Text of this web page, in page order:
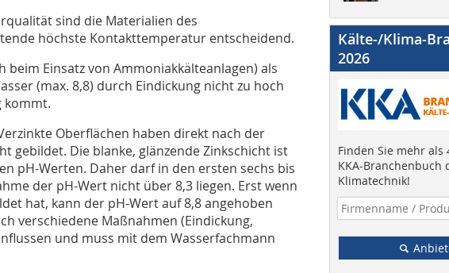
sind die Materialien des
höchste Kontakttemperatur entscheidend.
beim Einsatz von Ammoniakkälteanlagen) als
(max. 8,8) durch Eindickung nicht zu hoch
kommt.
Oberflächen haben direkt nach der
gebildet. Die blanke, glänzende Zinkschicht ist
pH-Werten. Daher darf in den ersten sechs bis
der pH-Wert nicht über 8,3 liegen. Erst wenn
hat, kann der pH-Wert auf 8,8 angehoben
verschiedene Maßnahmen (Eindickung,
und muss mit dem Wasserfachmann
Kälte-/Klima-
2026
Finden Sie mehr als
KKA-Branchenbuch
Klimatechnik!